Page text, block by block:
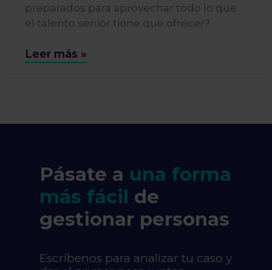
preparados para aprovechar todo lo que
el talento senior tiene que ofrecer?
Leer más »
Pásate a una forma
más fácil de
gestionar personas
Escríbenos para analizar tu caso y